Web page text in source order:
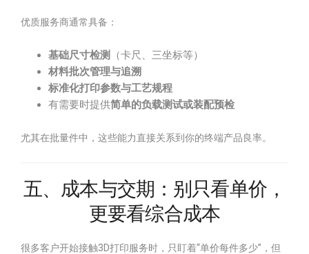
优质服务商通常具备：
基础尺寸检测
（卡尺、三坐标等）
材料批次管理与追溯
标准化打印参数与工艺规程
有需要时提供简单的负载测试或装配预检
尤其在批量件中，这些能力直接关系到你的终端产品良率。
五、成本与交期：别只看单价，
更要看综合成本
很多客户开始接触3D打印服务时，只盯着“单价每件多少”，但